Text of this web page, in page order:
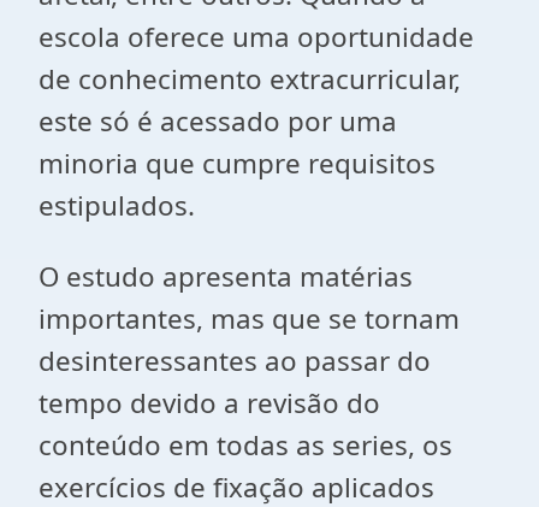
escola oferece uma oportunidade
de conhecimento extracurricular,
este só é acessado por uma
minoria que cumpre requisitos
estipulados.
O estudo apresenta matérias
importantes, mas que se tornam
desinteressantes ao passar do
tempo devido a revisão do
conteúdo em todas as series, os
exercícios de fixação aplicados